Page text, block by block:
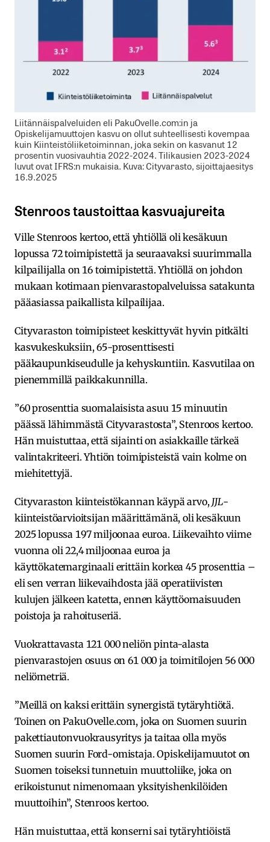
Liitännäispalveluiden eli PakuOvelle.com:in ja
Opiskelijamuuttojen kasvu on ollut suhteellisesti kovempaa
kuin Kiinteistöliiketoiminnan, joka sekin on kasvanut 12
prosentin vuosivauhtia 2022-2024. Tilikausien 2023-2024
luvut ovat IFRS:n mukaisia. Kuva: Cityvarasto, sijoittajaesitys
16.9.2025
Stenroos taustoittaa kasvuajureita
Ville Stenroos kertoo, että yhtiöllä oli kesäkuun
lopussa 72 toimipistettä ja seuraavaksi suurimmalla
kilpailijalla on 16 toimipistettä. Yhtiöllä on johdon
mukaan kotimaan pienvarastopalveluissa satakunta
pääasiassa paikallista kilpailijaa.
Cityvaraston toimipisteet keskittyvät hyvin pitkälti
kasvukeskuksiin, 65-prosenttisesti
pääkaupunkiseudulle ja kehyskuntiin. Kasvutilaa on
pienemmillä paikkakunnilla.
”60 prosenttia suomalaisista asuu 15 minuutin
päässä lähimmästä Cityvarastosta”, Stenroos kertoo.
Hän muistuttaa, että sijainti on asiakkaille tärkeä
valintakriteeri. Yhtiön toimipisteistä vain kolme on
miehitettyjä.
Cityvaraston kiinteistökannan käypä arvo, JJL-
kiinteistöarvioitsijan määrittämänä, oli kesäkuun
2025 lopussa 197 miljoonaa euroa. Liikevaihto viime
vuonna oli 22,4 miljoonaa euroa ja
käyttökatemarginaali erittäin korkea 45 prosenttia –
eli sen verran liikevaihdosta jää operatiivisten
kulujen jälkeen katetta, ennen käyttöomaisuuden
poistoja ja rahoituseriä.
Vuokrattavasta 121 000 neliön pinta-alasta
pienvarastojen osuus on 61 000 ja toimitilojen 56 000
neliömetriä.
”Meillä on kaksi erittäin synergistä tytäryhtiötä.
Toinen on PakuOvelle.com, joka on Suomen suurin
pakettiautonvuokrausyritys ja taitaa olla myös
Suomen suurin Ford-omistaja. Opiskelijamuutot on
Suomen toiseksi tunnetuin muuttoliike, joka on
erikoistunut nimenomaan yksityishenkilöiden
muuttoihin”, Stenroos kertoo.
Hän muistuttaa, että konserni sai tytäryhtiöistä